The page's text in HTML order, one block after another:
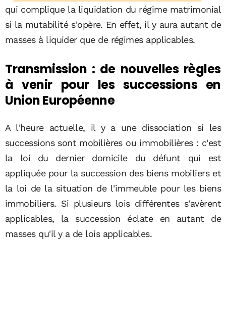
qui complique la liquidation du régime matrimonial
si la mutabilité s'opère. En effet, il y aura autant de
masses à liquider que de régimes applicables.
Transmission : de nouvelles règles
à venir pour les successions en
Union Européenne
A l'heure actuelle, il y a une dissociation si les
successions sont mobilières ou immobilières : c'est
la loi du dernier domicile du défunt qui est
appliquée pour la succession des biens mobiliers et
la loi de la situation de l'immeuble pour les biens
immobiliers. Si plusieurs lois différentes s'avèrent
applicables, la succession éclate en autant de
masses qu'il y a de lois applicables.